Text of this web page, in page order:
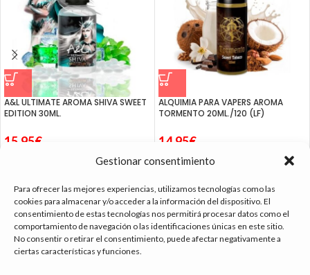
Gestionar consentimiento
Para ofrecer las mejores experiencias, utilizamos tecnologías como las
cookies para almacenar y/o acceder a la información del dispositivo. El
consentimiento de estas tecnologías nos permitirá procesar datos como el
comportamiento de navegación o las identificaciones únicas en este sitio.
No consentir o retirar el consentimiento, puede afectar negativamente a
ciertas características y funciones.
A&L ULTIMATE AROMA SHIVA SWEET
EDITION 30ML.
15.95€
ALQUIMIA PARA VAPERS AROMA
TORMENTO 20ML./120 (LF)
14.95€
tienda vapeo málaga